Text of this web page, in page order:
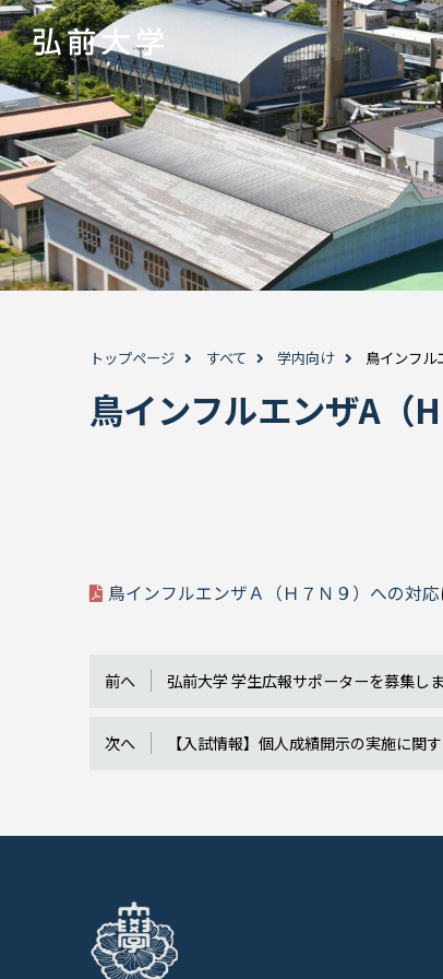
トップページ すべて 学内向け 鳥インフル
鳥インフルエンザA（
鳥インフルエンザＡ（Ｈ７Ｎ９）への対応
前へ 弘前大学 学生広報サポーターを募集し
次へ 【入試情報】個人成績開示の実施に関